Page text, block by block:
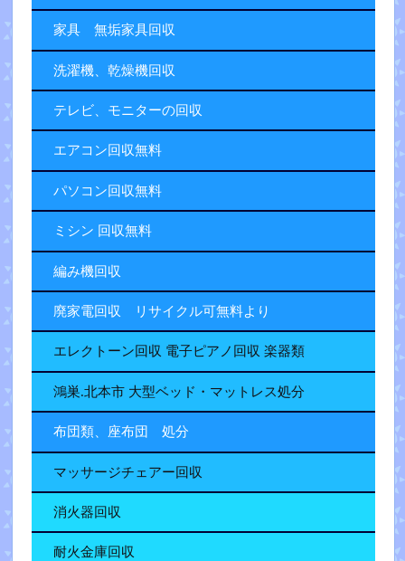
家具 無垢家具回収
洗濯機、乾燥機回収
テレビ、モニターの回収
エアコン回収無料
パソコン回収無料
ミシン 回収無料
編み機回収
廃家電回収 リサイクル可無料より
エレクトーン回収 電子ピアノ回収 楽器類
鴻巣.北本市 大型ベッド・マットレス処分
布団類、座布団 処分
マッサージチェアー回収
消火器回収
耐火金庫回収